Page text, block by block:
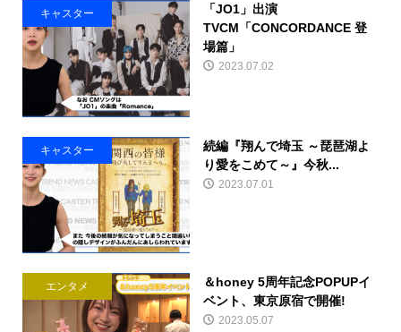
キャスター
「JO1」出演
TVCM「CONCORDANCE 登
場篇」
2023.07.02
キャスター
続編『翔んで埼玉 ～琵琶湖よ
り愛をこめて～』今秋...
2023.07.01
エンタメ
＆honey 5周年記念POPUPイ
ベント、東京原宿で開催!
2023.05.07